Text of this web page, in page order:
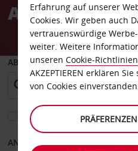
Avis
ABHOLEN VON
Eine andere
ANFANGSDATUM
Erfahrung auf unserer
Cookies. Wir geben auch
vertrauenswürdige
weiter. Weitere
unseren Cookie-Richtlinien
AKZEPTIEREN erklären
von Cookies